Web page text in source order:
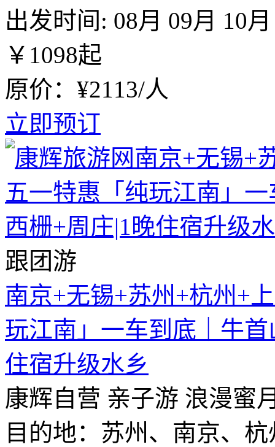
出发时间: 08月 09月 10月
￥ 1098起
原价：¥2113/人
立即预订
跟团游
南京+无锡+苏州+杭州+
玩江南」一车到底｜牛
住宿升级水乡
康辉自营 亲子游 浪漫蜜
目的地：苏州、南京、